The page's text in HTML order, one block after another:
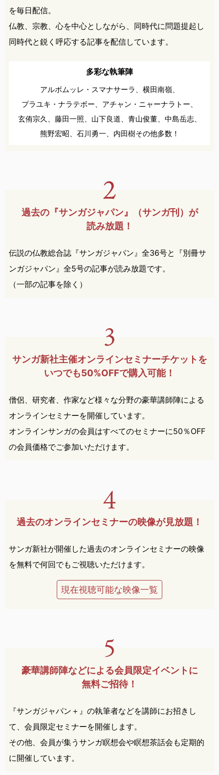
を毎日配信。
仏教、宗教、心を中心としながら、同時代に問題提起し
同時代と鋭く呼応する記事を配信しています。
多彩な執筆陣
アルボムッレ・スマナサーラ、 横田南嶺、
プラユキ・ナラテボー、 アチャン・ニャーナラトー、
玄侑宗久、 藤田一照、 山下良道、 青山俊董、 中島岳志、
熊野宏昭、 石川勇一、 内田樹その他多数！
過去の『サンガジャパン』
（サンガ刊）が
読み放題！
伝説の仏教総合誌『サンガジャパン』全36号と『別冊サ
ンガジャパン』全5号の記事が読み放題です。
（一部の記事を除く）
サンガ新社主催オンラインセミナーチケットを
いつでも50%OFFで購入可能！
僧侶、研究者、作家など様々な分野の豪華講師陣による
オンラインセミナーを開催しています。
オンラインサンガの会員はすべてのセミナーに50％OFF
の会員価格でご参加いただけます。
過去のオンラインセミナーの映像が見放題！
サンガ新社が開催した過去のオンラインセミナーの映像
を無料で何回でもご視聴いただけます。
現在視聴可能な映像一覧
豪華講師陣などによる会員限定イベントに
無料ご招待！
『サンガジャパン＋』の執筆者などを講師にお招きし
て、会員限定セミナーを開催します。
その他、会員が集うサンガ瞑想会や瞑想茶話会も定期的
に開催しています。